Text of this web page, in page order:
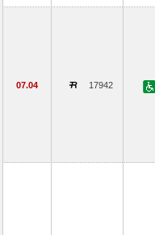
07.04 17942